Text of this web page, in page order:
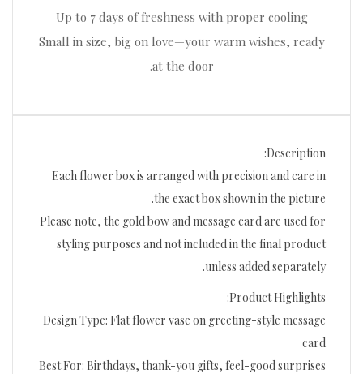
Up to 7 days of freshness with proper cooling
Small in size, big on love—your warm wishes, ready
at the door.
Description:
Each flower box is arranged with precision and care in
the exact box shown in the picture.
Please note, the gold bow and message card are used for
styling purposes and not included in the final product
unless added separately.
Product Highlights:
Design Type: Flat flower vase on greeting-style message
card
Best For: Birthdays, thank-you gifts, feel-good surprises